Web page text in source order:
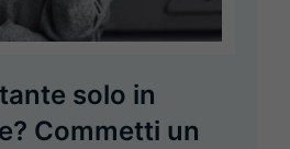
solo in
Commetti un